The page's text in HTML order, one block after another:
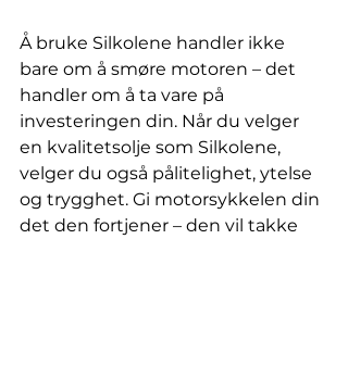
Å bruke Silkolene handler ikke
bare om å smøre motoren – det
handler om å ta vare på
investeringen din. Når du velger
en kvalitetsolje som Silkolene,
velger du også pålitelighet, ytelse
og trygghet. Gi motorsykkelen din
det den fortjener – den vil takke